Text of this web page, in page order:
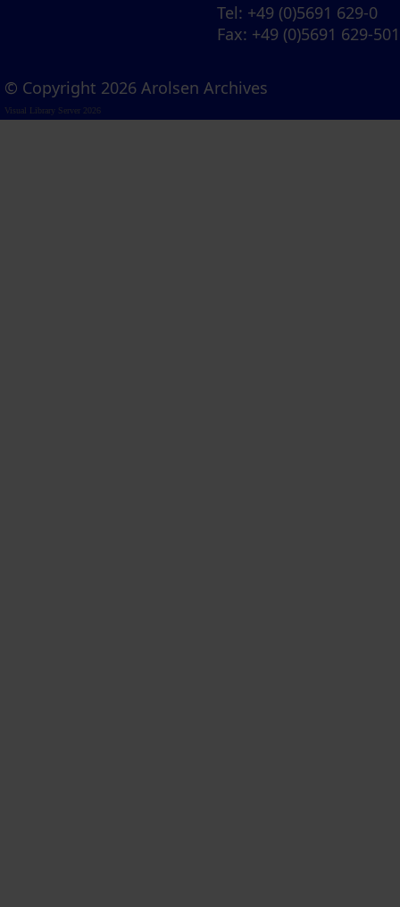
Tel: +49 (0)5691 629-0
Fax: +49 (0)5691 629-501
© Copyright 2026 Arolsen Archives
Visual Library Server 2026